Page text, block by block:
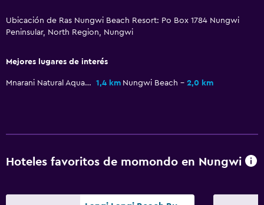
Ubicación de Ras Nungwi Beach Resort: Po Box 1784 Nungwi
Peninsular, North Region, Nungwi
Mejores lugares de interés
Mnarani Natural Aquarium 1,4 km Nungwi Beach 2,0 km
Hoteles favoritos de momondo en Nungwi